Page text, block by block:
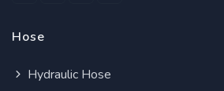
Hose
Hydraulic Hose